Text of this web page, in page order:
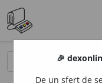
🎉
De un sfert de